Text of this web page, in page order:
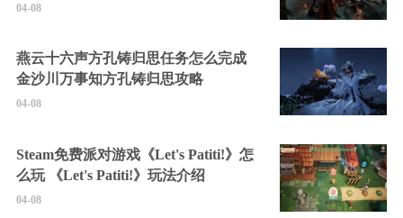
04-08
燕云十六声方孔铸归思任务怎么完成
金沙川万事知方孔铸归思攻略
04-08
Steam免费派对游戏《Let's Patiti!》怎
么玩 《Let's Patiti!》玩法介绍
04-08